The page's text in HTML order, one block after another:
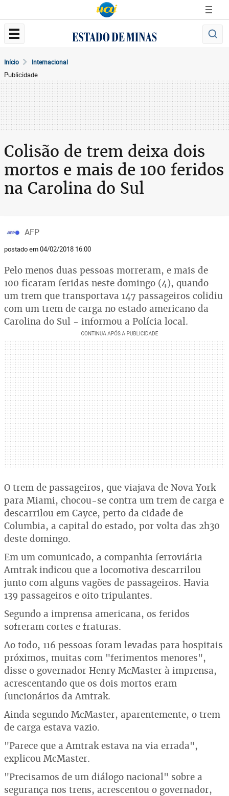
Início Internacional
Publicidade
Colisão de trem deixa dois
mortos e mais de 100 feridos
na Carolina do Sul
AFP
postado em 04/02/2018 16:00
Pelo menos duas pessoas morreram, e mais de
100 ficaram feridas neste domingo (4), quando
um trem que transportava 147 passageiros colidiu
com um trem de carga no estado americano da
Carolina do Sul - informou a Polícia local.
O trem de passageiros, que viajava de Nova York
para Miami, chocou-se contra um trem de carga e
descarrilou em Cayce, perto da cidade de
Columbia, a capital do estado, por volta das 2h30
deste domingo.
Em um comunicado, a companhia ferroviária
Amtrak indicou que a locomotiva descarrilou
junto com alguns vagões de passageiros. Havia
139 passageiros e oito tripulantes.
Segundo a imprensa americana, os feridos
sofreram cortes e fraturas.
Ao todo, 116 pessoas foram levadas para hospitais
próximos, muitas com "ferimentos menores",
disse o governador Henry McMaster à imprensa,
acrescentando que os dois mortos eram
funcionários da Amtrak.
Ainda segundo McMaster, aparentemente, o trem
de carga estava vazio.
"Parece que a Amtrak estava na via errada",
explicou McMaster.
"Precisamos de um diálogo nacional" sobre a
segurança nos trens, acrescentou o governador,